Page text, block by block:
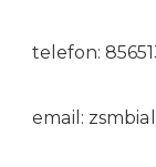
telefon:
email: